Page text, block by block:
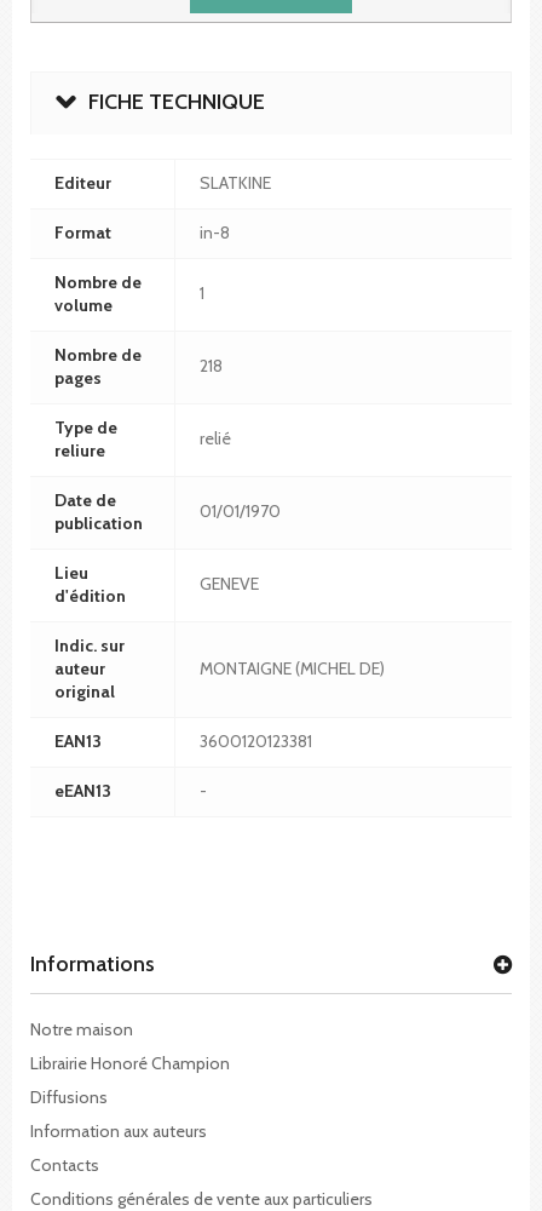
FICHE TECHNIQUE
Editeur SLATKINE
Format in-8
Nombre de
volume
1
Nombre de
pages
218
Type de
reliure
relié
Date de
publication
01/01/1970
Lieu
d'édition
GENEVE
Indic. sur
auteur
original
MONTAIGNE (MICHEL DE)
EAN13 3600120123381
eEAN13 -
Informations
Notre maison
Librairie Honoré Champion
Diffusions
Information aux auteurs
Contacts
Conditions générales de vente aux particuliers